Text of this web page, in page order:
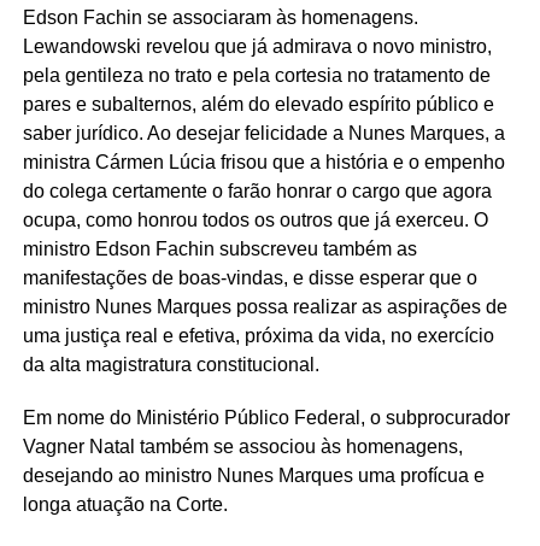
Edson Fachin se associaram às homenagens.
Lewandowski revelou que já admirava o novo ministro,
pela gentileza no trato e pela cortesia no tratamento de
pares e subalternos, além do elevado espírito público e
saber jurídico. Ao desejar felicidade a Nunes Marques, a
ministra Cármen Lúcia frisou que a história e o empenho
do colega certamente o farão honrar o cargo que agora
ocupa, como honrou todos os outros que já exerceu. O
ministro Edson Fachin subscreveu também as
manifestações de boas-vindas, e disse esperar que o
ministro Nunes Marques possa realizar as aspirações de
uma justiça real e efetiva, próxima da vida, no exercício
da alta magistratura constitucional.
Em nome do Ministério Público Federal, o subprocurador
Vagner Natal também se associou às homenagens,
desejando ao ministro Nunes Marques uma profícua e
longa atuação na Corte.